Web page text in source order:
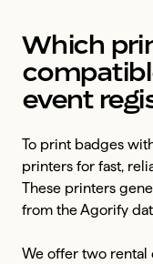
Which
event
To print badges
printers for fast,
These printers
from the Agorify
We offer two rental